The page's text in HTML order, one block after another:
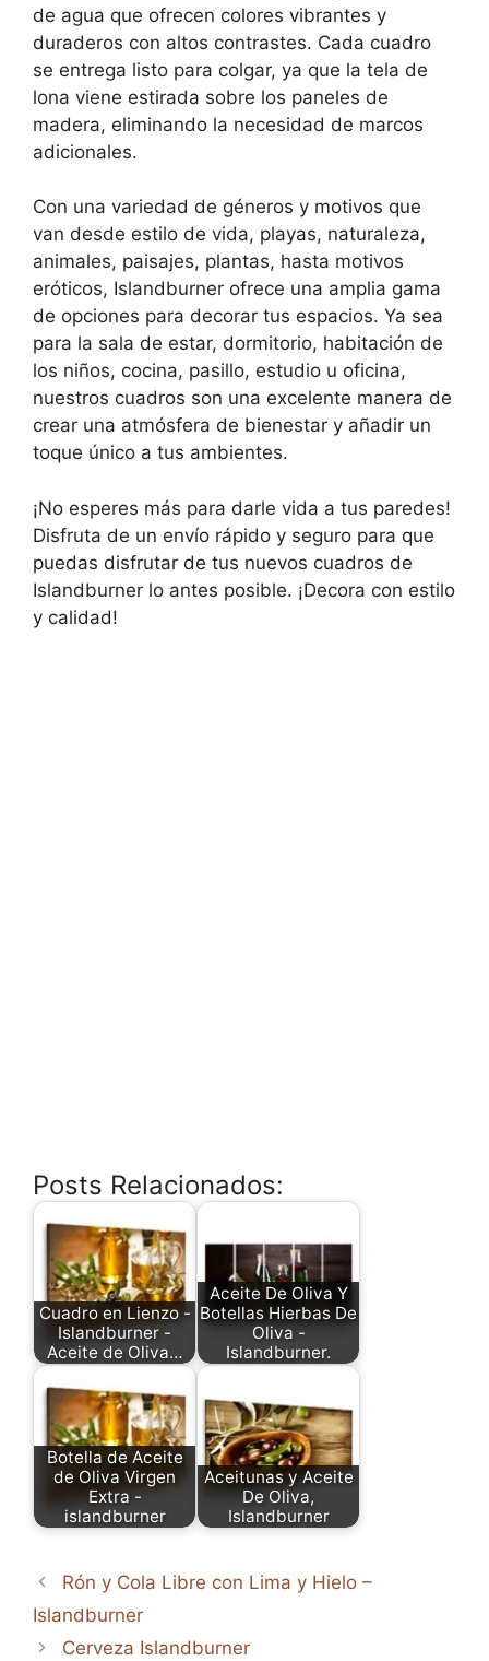
de agua que ofrecen colores vibrantes y
duraderos con altos contrastes. Cada cuadro
se entrega listo para colgar, ya que la tela de
lona viene estirada sobre los paneles de
madera, eliminando la necesidad de marcos
adicionales.
Con una variedad de géneros y motivos que
van desde estilo de vida, playas, naturaleza,
animales, paisajes, plantas, hasta motivos
eróticos, Islandburner ofrece una amplia gama
de opciones para decorar tus espacios. Ya sea
para la sala de estar, dormitorio, habitación de
los niños, cocina, pasillo, estudio u oficina,
nuestros cuadros son una excelente manera de
crear una atmósfera de bienestar y añadir un
toque único a tus ambientes.
¡No esperes más para darle vida a tus paredes!
Disfruta de un envío rápido y seguro para que
puedas disfrutar de tus nuevos cuadros de
Islandburner lo antes posible. ¡Decora con estilo
y calidad!
Posts Relacionados:
Cuadro en Lienzo -
Islandburner -
Aceite de Oliva…
Aceite De Oliva Y
Botellas Hierbas De
Oliva -
Islandburner.
Botella de Aceite
de Oliva Virgen
Extra -
islandburner
Aceitunas y Aceite
De Oliva,
Islandburner
Rón y Cola Libre con Lima y Hielo –
Islandburner
Cerveza Islandburner